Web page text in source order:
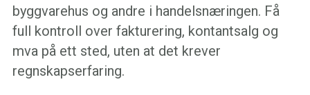
byggvarehus og andre i handelsnæringen. Få
full kontroll over fakturering, kontantsalg og
mva på ett sted, uten at det krever
regnskapserfaring.